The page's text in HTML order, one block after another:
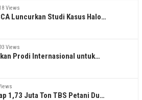
Views
Luncurkan Studi Kasus Halo…
Views
Prodi Internasional untuk…
1,73 Juta Ton TBS Petani Du…